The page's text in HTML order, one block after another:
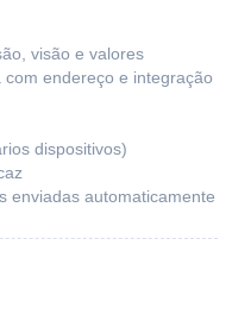
visão e valores
endereço e integração
dispositivos)
enviadas automaticamente